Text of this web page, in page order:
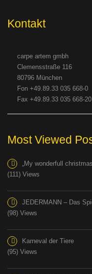
Kontakt
carpe artem gmbh
Clemensstraße 116
80796 München
Fon +49.89.33 035 668-0
Fax +49.89.33 035 668-20
Most Viewed
„My wonderfull
(111) Views
JEDERMANN – Das
(98) Views
Karneval der Tiere
(95) Views